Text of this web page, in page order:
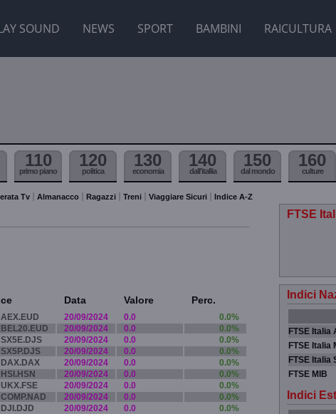
SOUND NEWS SPORT BAMBINI RAICULTURA
110
primo piano
120
politica
130
economia
140
dall'itallia
150
dal mondo
160
culture
Tv Almanacco Ragazzi Treni Viaggiare Sicuri Indice A-Z
Data Valore Perc.
20/09/2024 0.0
0.0%
20/09/2024 0.0
0.0%
20/09/2024 0.0
0.0%
20/09/2024 0.0
0.0%
20/09/2024 0.0
0.0%
20/09/2024 0.0
0.0%
20/09/2024 0.0
0.0%
20/09/2024 0.0
0.0%
20/09/2024 0.0
0.0%
FTSE
Indici
FTSE Italia
FTSE Italia
FTSE Italia
FTSE MIB
Indici